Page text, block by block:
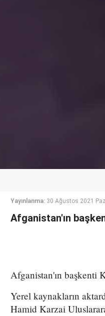
Yayınlanma: 30 Ağustos 2021
Afganistan'ın
Afganistan'ın başkenti
Yerel kaynakların
Hamid Karzai